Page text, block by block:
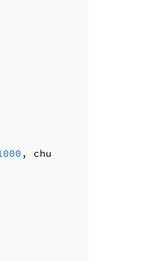
, chunk_overlap=